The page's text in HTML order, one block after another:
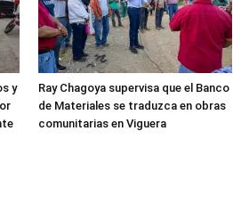
y
Ray Chagoya supervisa que el Banco
de Materiales se traduzca en obras
comunitarias en Viguera